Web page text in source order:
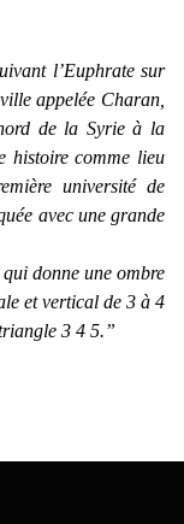
l’Euphrate sur
appelée Charan,
de la Syrie à la
histoire comme lieu
université de
avec une grande
donne une ombre
et vertical de 3 à 4
3 4 5.”